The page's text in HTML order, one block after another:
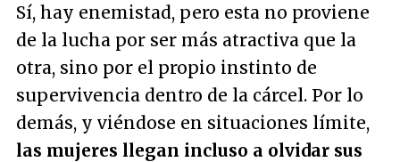
Sí, hay enemistad, pero esta no proviene
de la lucha por ser más atractiva que la
otra, sino por el propio instinto de
supervivencia dentro de la cárcel. Por lo
demás, y viéndose en situaciones límite,
las mujeres llegan incluso a olvidar sus